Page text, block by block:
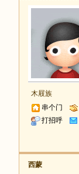
木屐族
串个门
打招呼
西蒙